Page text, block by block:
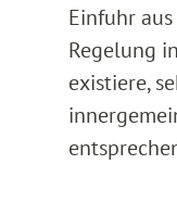
Einfuhr
Regelung
existiere,